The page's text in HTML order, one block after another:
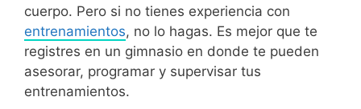
cuerpo. Pero si no tienes experiencia con
entrenamientos, no lo hagas. Es mejor que te
registres en un gimnasio en donde te pueden
asesorar, programar y supervisar tus
entrenamientos.